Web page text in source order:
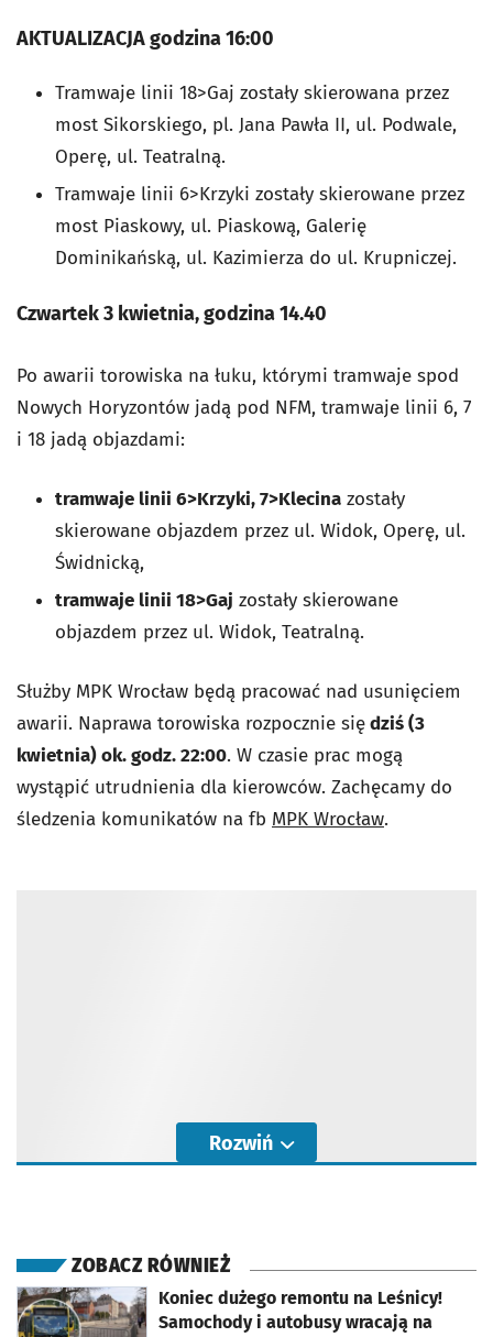
AKTUALIZACJA godzina 16:00
Tramwaje linii 18>Gaj zostały skierowana przez
most Sikorskiego, pl. Jana Pawła II, ul. Podwale,
Operę, ul. Teatralną.
Tramwaje linii 6>Krzyki zostały skierowane przez
most Piaskowy, ul. Piaskową, Galerię
Dominikańską, ul. Kazimierza do ul. Krupniczej.
Czwartek 3 kwietnia, godzina 14.40
Po awarii torowiska na łuku, którymi tramwaje spod
Nowych Horyzontów jadą pod NFM, tramwaje linii 6, 7
i 18 jadą objazdami:
tramwaje linii 6>Krzyki, 7>Klecina zostały
skierowane objazdem przez ul. Widok, Operę, ul.
Świdnicką,
tramwaje linii 18>Gaj zostały skierowane
objazdem przez ul. Widok, Teatralną.
Służby MPK Wrocław będą pracować nad usunięciem
awarii. Naprawa torowiska rozpocznie siędziś (3
kwietnia) ok. godz. 22:00. W czasie prac mogą
wystąpić utrudnienia dla kierowców. Zachęcamy do
śledzenia komunikatów na fb MPK Wrocław.
Rozwiń
ZOBACZ RÓWNIEŻ
Koniec dużego remontu na Leśnicy!
Samochody i autobusy wracają na
otworzy się w nowej karcie